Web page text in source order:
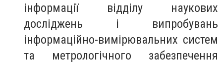
інформації відділу наукових
досліджень і випробувань
інформаційно-вимірювальних систем
та метрологічного забезпечення